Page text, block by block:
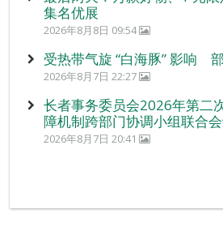
集名优展
2026年8月8日 09:54
受热带气旋 “白海豚” 影响
2026年8月7日 22:27
长者事务委员会2026年第二
障机制跨部门协调小组联合
2026年8月7日 20:41